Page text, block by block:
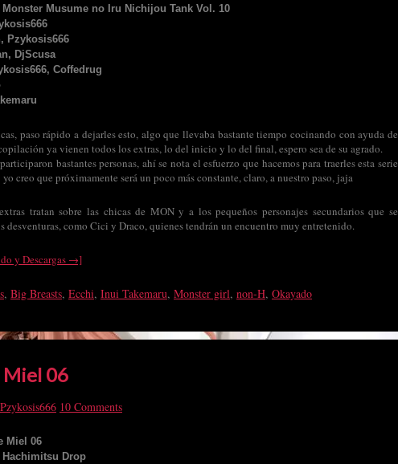
Musume no Iru Nichijou Tank Vol. 10
Pzykosis666
DjScusa
Coffedrug
paso rápido a dejarles esto, algo que llevaba bastante tiempo cocinando con ayuda de
ya vienen todos los extras, lo del inicio y lo del final, espero sea de su agrado.
bastantes personas, ahí se nota el esfuerzo que hacemos para traerles esta serie
creo que próximamente será un poco más constante, claro, a nuestro paso, jaja
tratan sobre las chicas de MON y a los pequeños personajes secundarios que se
desventuras, como Cici y Draco, quienes tendrán un encuentro muy entretenido.
y Descargas →]
, Big Breasts, Ecchi, Inui Takemaru, Monster girl, non-H, Okayado
Miel 06
Pzykosis666 10 Comments
Miel 06
Drop